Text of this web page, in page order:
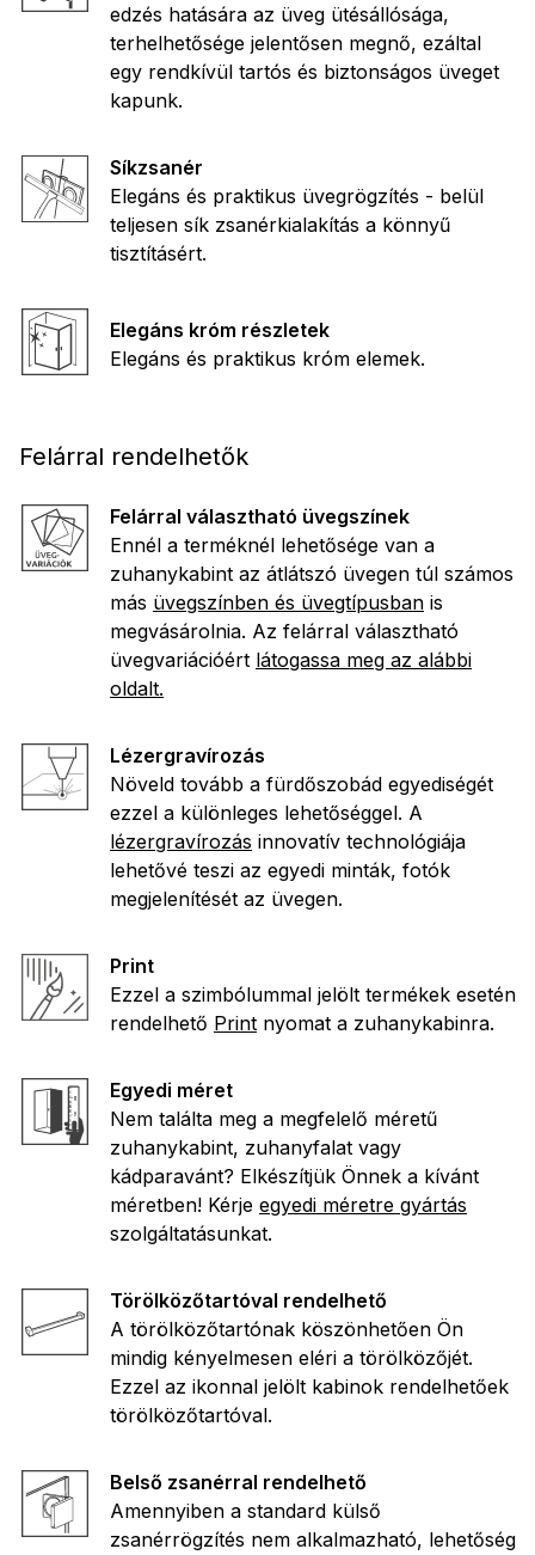
edzés hatására az üveg ütésállósága,
terhelhetősége jelentősen megnő, ezáltal
egy rendkívül tartós és biztonságos üveget
kapunk.
Síkzsanér
Elegáns és praktikus üvegrögzítés - belül
teljesen sík zsanérkialakítás a könnyű
tisztításért.
Elegáns króm részletek
Elegáns és praktikus króm elemek.
Felárral rendelhetők
Felárral választható üvegszínek
Ennél a terméknél lehetősége van a
zuhanykabint az átlátszó üvegen túl számos
más üvegszínben és üvegtípusban is
megvásárolnia. Az felárral választható
üvegvariációért látogassa meg az alábbi
oldalt.
Lézergravírozás
Növeld tovább a fürdőszobád egyediségét
ezzel a különleges lehetőséggel. A
lézergravírozás innovatív technológiája
lehetővé teszi az egyedi minták, fotók
megjelenítését az üvegen.
Print
Ezzel a szimbólummal jelölt termékek esetén
rendelhető Print nyomat a zuhanykabinra.
Egyedi méret
Nem találta meg a megfelelő méretű
zuhanykabint, zuhanyfalat vagy
kádparavánt? Elkészítjük Önnek a kívánt
méretben! Kérje egyedi méretre gyártás
szolgáltatásunkat.
Törölközőtartóval rendelhető
A törölközőtartónak köszönhetően Ön
mindig kényelmesen eléri a törölközőjét.
Ezzel az ikonnal jelölt kabinok rendelhetőek
törölközőtartóval.
Belső zsanérral rendelhető
Amennyiben a standard külső
zsanérrögzítés nem alkalmazható, lehetőség